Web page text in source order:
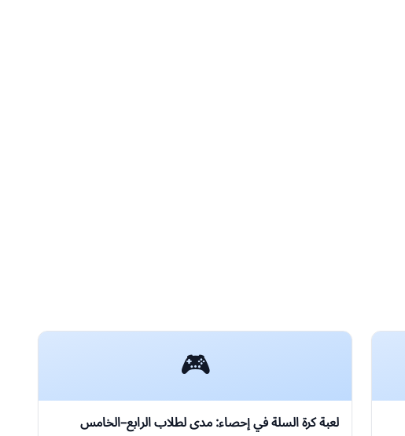
🎮
لعبة كرة السلة في إحصاء: مدى لطلاب الرابع–الخامس